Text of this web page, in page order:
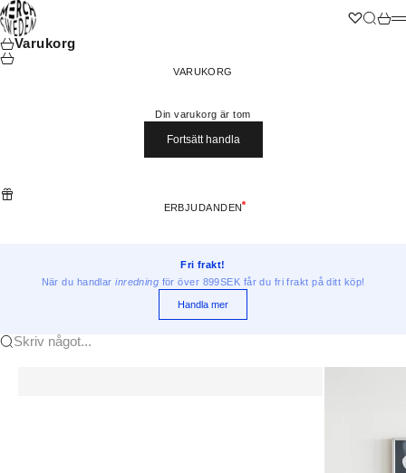
Hoppa till innehållet
Merchsweden
Wishlist
Sök
Varukorg
VARUKORG
Din varukorg är tom
Fortsätt handla
ERBJUDANDEN
Fri frakt!
När du handlarinredning för över 899SEK får du fri frakt på ditt köp!
Handla mer
Skriv något...